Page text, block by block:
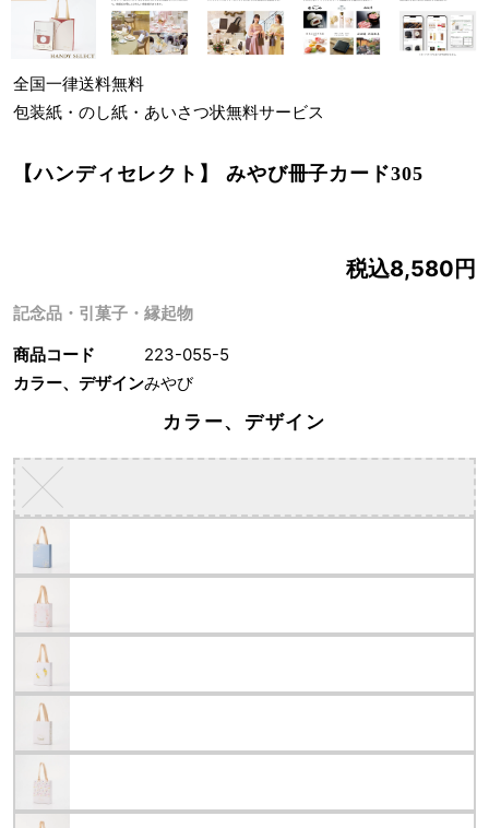
全国一律送料無料
包装紙・のし紙・あいさつ状無料サービス
【ハンディセレクト】 みやび冊子カード305
記念品・引菓子・縁起物
税込8,580円
商品コード
223-055-5
カラー、デザインみやび
カラー、デザイン